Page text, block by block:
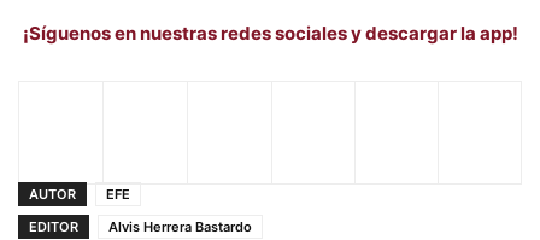
¡Síguenos en nuestras redes sociales y descargar la app!
AUTOR
EFE
EDITOR
Alvis Herrera Bastardo